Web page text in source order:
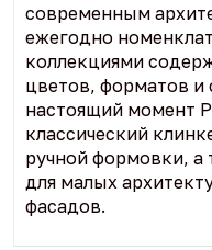
современным
ежегодно
коллекциями
цветов, форматов и
настоящий момент
классический
ручной формовки, а
для малых
фасадов.